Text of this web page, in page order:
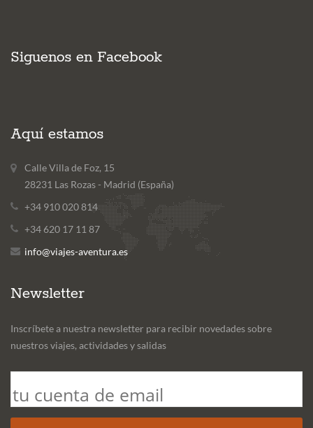
Siguenos en Facebook
Aquí estamos
Calle Villa de Foz, 15
28231 Las Rozas - Madrid (España)
+34 910 020 814
+34 620 17 11 87
info@viajes-aventura.es
Newsletter
Inscríbete a nuestra newsletter para recibir novedades sobre
nuestros viajes, actividades y salidas